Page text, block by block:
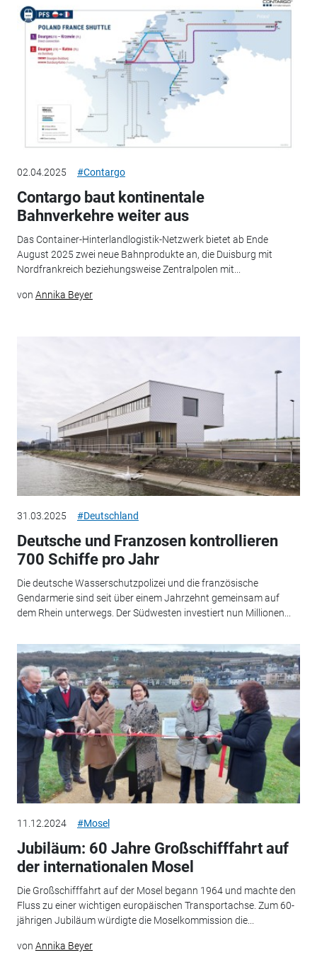
02.04.2025 #Contargo
Contargo baut kontinentale
Bahnverkehre weiter aus
Das Container-Hinterlandlogistik-Netzwerk bietet ab Ende
August 2025 zwei neue Bahnprodukte an, die Duisburg mit
Nordfrankreich beziehungsweise Zentralpolen mit...
von Annika Beyer
31.03.2025 #Deutschland
Deutsche und Franzosen kontrollieren
700 Schiffe pro Jahr
Die deutsche Wasserschutzpolizei und die französische
Gendarmerie sind seit über einem Jahrzehnt gemeinsam auf
dem Rhein unterwegs. Der Südwesten investiert nun Millionen...
11.12.2024 #Mosel
Jubiläum: 60 Jahre Großschifffahrt auf
der internationalen Mosel
Die Großschifffahrt auf der Mosel begann 1964 und machte den
Fluss zu einer wichtigen europäischen Transportachse. Zum 60-
jährigen Jubiläum würdigte die Moselkommission die...
von Annika Beyer